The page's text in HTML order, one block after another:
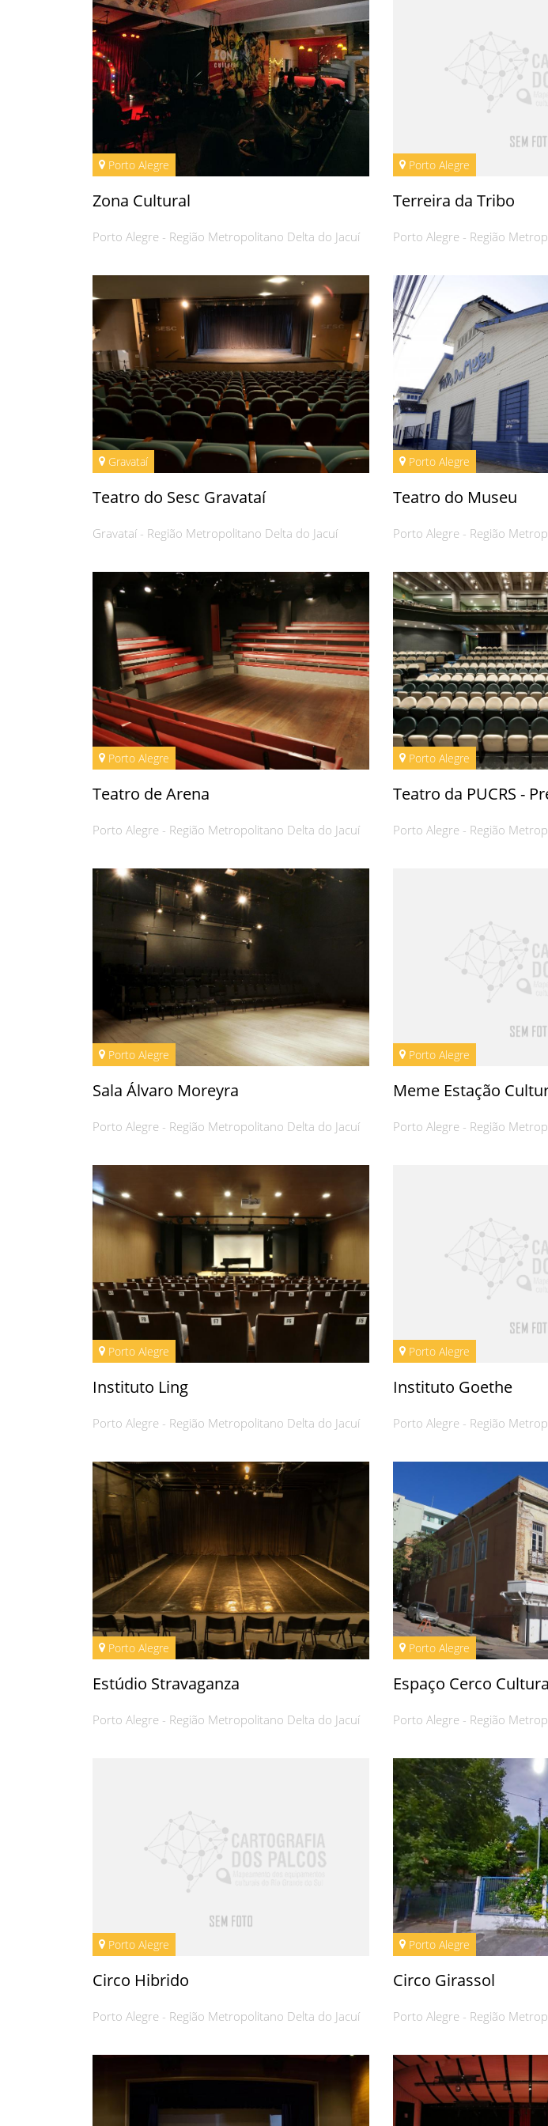
Porto Alegre
Zona Cultural
Porto Alegre - Região Metropolitano Delta do Jacuí
Porto Alegre
Terreira da Tribo
Porto Alegre - Região
Gravataí
Teatro do Sesc Gravataí
Gravataí - Região Metropolitano Delta do Jacuí
Porto Alegre
Teatro do Museu
Porto Alegre - Região
Porto Alegre
Teatro de Arena
Porto Alegre - Região Metropolitano Delta do Jacuí
Porto Alegre
Teatro da PUCRS -
Porto Alegre - Região
Porto Alegre
Sala Álvaro Moreyra
Porto Alegre - Região Metropolitano Delta do Jacuí
Porto Alegre
Meme Estação
Porto Alegre - Região
Porto Alegre
Instituto Ling
Porto Alegre - Região Metropolitano Delta do Jacuí
Porto Alegre
Instituto Goethe
Porto Alegre - Região
Porto Alegre
Estúdio Stravaganza
Porto Alegre - Região Metropolitano Delta do Jacuí
Porto Alegre
Espaço Cerco
Porto Alegre - Região
Porto Alegre
Circo Hibrido
Porto Alegre - Região Metropolitano Delta do Jacuí
Porto Alegre
Circo Girassol
Porto Alegre - Região